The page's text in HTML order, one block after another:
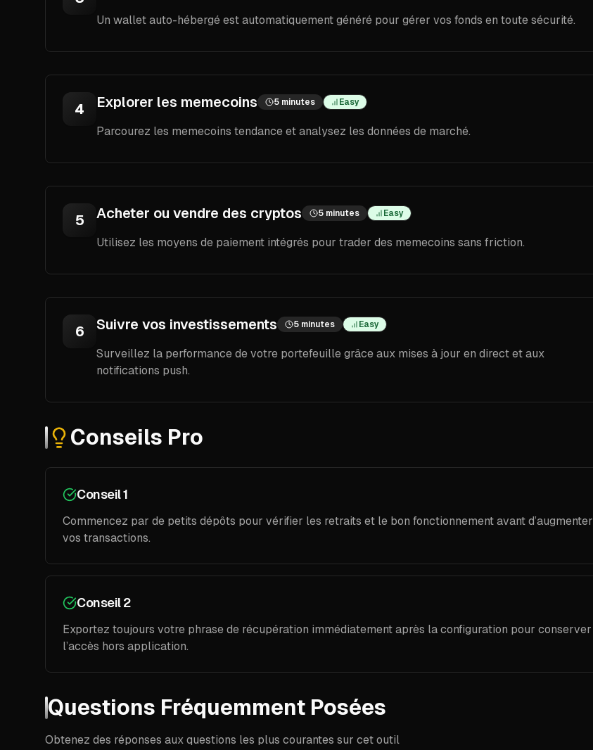
Un wallet auto-hébergé est automatiquement généré pour gérer vos fonds en toute sécurité.
4 Explorer les memecoins 5 minutes Easy
Parcourez les memecoins tendance et analysez les données de marché.
5 Acheter ou vendre des cryptos 5 minutes Easy
Utilisez les moyens de paiement intégrés pour trader des memecoins sans friction.
6 Suivre vos investissements 5 minutes Easy
Surveillez la performance de votre portefeuille grâce aux mises à jour en direct et aux
notifications push.
Conseils Pro
Conseil 1
Commencez par de petits dépôts pour vérifier les retraits et le bon fonctionnement avant d’augmenter
vos transactions.
Conseil 2
Exportez toujours votre phrase de récupération immédiatement après la configuration pour conserver
l’accès hors application.
Questions Fréquemment Posées
Obtenez des réponses aux questions les plus courantes sur cet outil